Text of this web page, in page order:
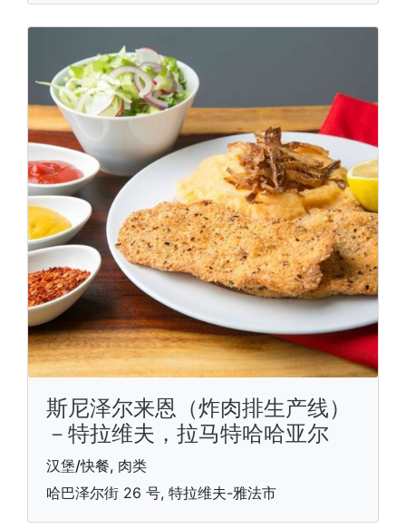
斯尼泽尔来恩（炸肉排生产线）
－特拉维夫，拉马特哈哈亚尔
汉堡/快餐, 肉类
哈巴泽尔街 26 号, 特拉维夫-雅法市